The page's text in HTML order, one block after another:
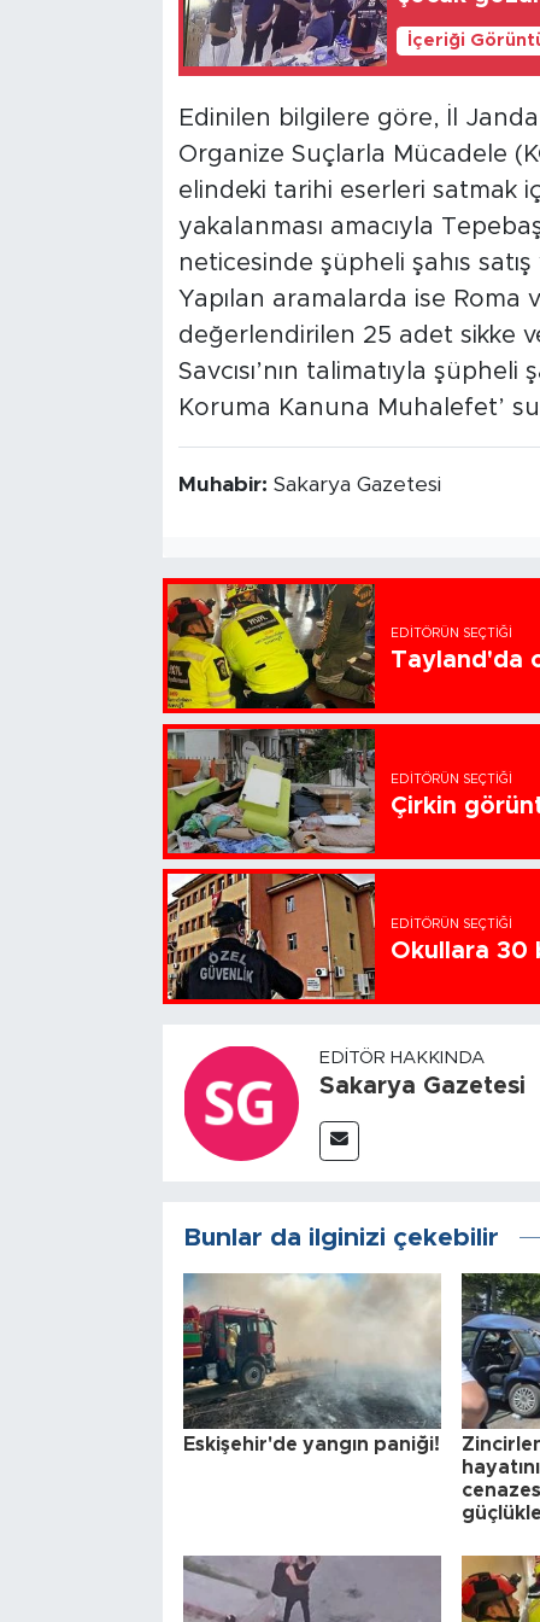
İçeriği
Edinilen bilgilere göre, İl
Organize Suçlarla Mücadele
elindeki tarihi eserleri satmak
yakalanması amacıyla
neticesinde şüpheli şahıs
Yapılan aramalarda ise
değerlendirilen 25 adet sikke
Savcısı’nın talimatıyla şüpheli
Koruma Kanuna Muhalefet’
Muhabir: Sakarya Gazetesi
EDITÖRÜN SEÇTIĞI
Tayland'da
EDITÖRÜN SEÇTIĞI
Çirkin
EDITÖRÜN SEÇTIĞI
Okullara 30
EDITÖR HAKKINDA
Sakarya Gazetesi
Bunlar da ilginizi çekebilir
Eskişehir'de yangın paniği!
güçlükle